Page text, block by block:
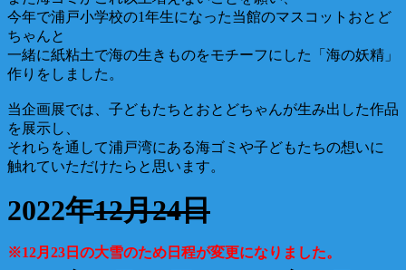
今年で浦戸小学校の1年生になった当館のマスコットおとど
ちゃんと
一緒に紙粘土で海の生きものをモチーフにした「海の妖精」
作りをしました。
当企画展では、子どもたちとおとどちゃんが生み出した作品
を展示し、
それらを通して浦戸湾にある海ゴミや子どもたちの想いに
触れていただけたらと思います。
2022年12月24日
※12月23日の大雪のため日程が変更になりました。